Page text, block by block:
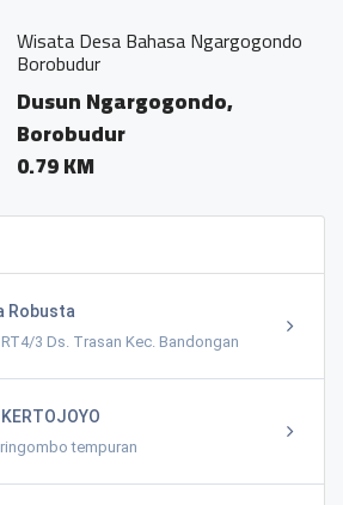
Wisata Desa Bahasa Ngargogondo
Borobudur
Dusun Ngargogondo,
Borobudur
0.79 KM
Robusta
3 Ds. Trasan Kec. Bandongan
tempuran